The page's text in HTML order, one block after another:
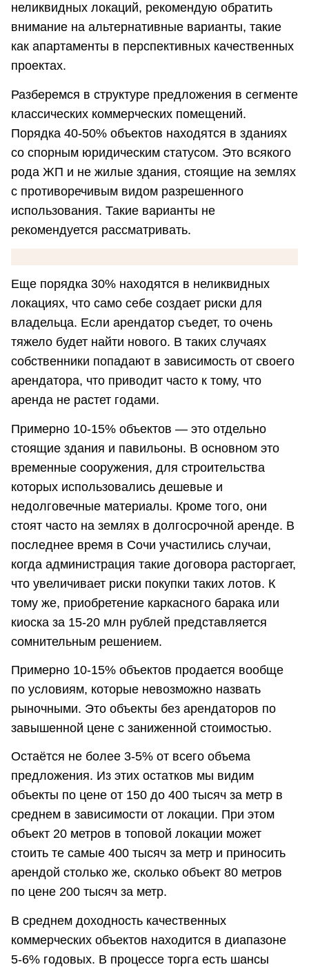
неликвидных локаций, рекомендую обратить
внимание на альтернативные варианты, такие
как апартаменты в перспективных качественных
проектах.
Разберемся в структуре предложения в сегменте
классических коммерческих помещений.
Порядка 40-50% объектов находятся в зданиях
со спорным юридическим статусом. Это всякого
рода ЖП и не жилые здания, стоящие на землях
с противоречивым видом разрешенного
использования. Такие варианты не
рекомендуется рассматривать.
Еще порядка 30% находятся в неликвидных
локациях, что само себе создает риски для
владельца. Если арендатор съедет, то очень
тяжело будет найти нового. В таких случаях
собственники попадают в зависимость от своего
арендатора, что приводит часто к тому, что
аренда не растет годами.
Примерно 10-15% объектов — это отдельно
стоящие здания и павильоны. В основном это
временные сооружения, для строительства
которых использовались дешевые и
недолговечные материалы. Кроме того, они
стоят часто на землях в долгосрочной аренде. В
последнее время в Сочи участились случаи,
когда администрация такие договора расторгает,
что увеличивает риски покупки таких лотов. К
тому же, приобретение каркасного барака или
киоска за 15-20 млн рублей представляется
сомнительным решением.
Примерно 10-15% объектов продается вообще
по условиям, которые невозможно назвать
рыночными. Это объекты без арендаторов по
завышенной цене с заниженной стоимостью.
Остаётся не более 3-5% от всего объема
предложения. Из этих остатков мы видим
объекты по цене от 150 до 400 тысяч за метр в
среднем в зависимости от локации. При этом
объект 20 метров в топовой локации может
стоить те самые 400 тысяч за метр и приносить
арендой столько же, сколько объект 80 метров
по цене 200 тысяч за метр.
В среднем доходность качественных
коммерческих объектов находится в диапазоне
5-6% годовых. В процессе торга есть шансы